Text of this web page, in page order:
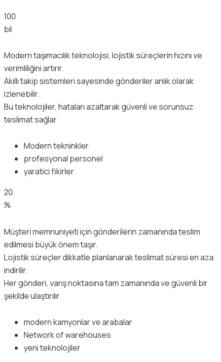
100
bil
Modern taşımacılık teknolojisi, lojistik süreçlerin hızını ve
verimliliğini artırır.
Akıllı takip sistemleri sayesinde gönderiler anlık olarak
izlenebilir.
Bu teknolojiler, hataları azaltarak güvenli ve sorunsuz
teslimat sağlar
Modern tekninkler
profesyonal personel
yaratici fikirler
20
%
Müşteri memnuniyeti için gönderilerin zamanında teslim
edilmesi büyük önem taşır.
Lojistik süreçler dikkatle planlanarak teslimat süresi en aza
indirilir.
Her gönderi, varış noktasına tam zamanında ve güvenli bir
şekilde ulaştırılır
modern kamyonlar ve arabalar
Network of warehouses
yeni teknolojiler